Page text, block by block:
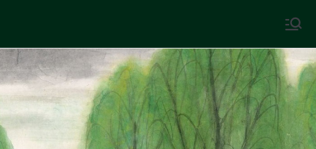
content
中國古典文學